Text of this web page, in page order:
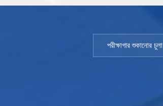
পরীক্ষাগার শুকানোর চুলা